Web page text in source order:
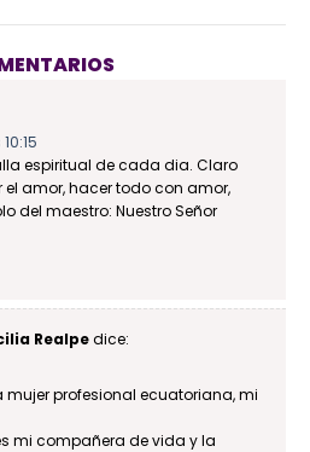
espiritual de cada dia. Claro
el amor, hacer todo con amor,
del maestro: Nuestro Señor
Realpedice:
mujer profesional ecuatoriana, mi
mi compañera de vida y la